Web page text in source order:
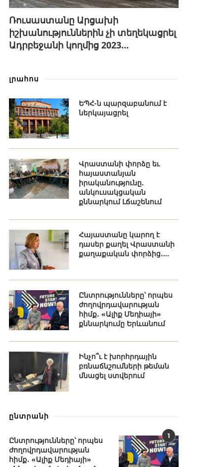
Ռուսաստանը Արցախի
իշխանություններին չի տեղեկացրել
Ադրբեջանի կողմից 2023...
լրահոս
ԵՊՀ-ն պարզաբանում է
ներկայացրել
Վրաստանի փորձը եւ
հայաստանյան
իրականությունը.
անկուսակցական
քննարկում Լճաշենում
Հայաստանը կարող է
դասեր քաղել Վրաստանի
քաղաքական փորձից․...
Ընտրությունները՝ որպես
ժողովրդավարության
հիմք․ «Ալիք Մեդիայի»
քննարկումը Երևանում
Ինչո՞ւ է խորհրդային
բռնաճնշումների թեման
մնացել ստվերում
ընտրանի
1
Ընտրությունները՝ որպես
ժողովրդավարության
հիմք․ «Ալիք Մեդիայի»